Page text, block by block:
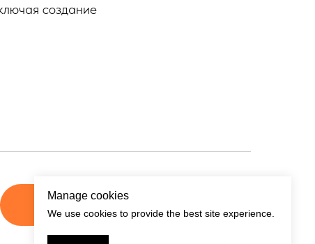
создание
ВОЙТИ
Manage cookies
We use cookies to provide the best site experience.